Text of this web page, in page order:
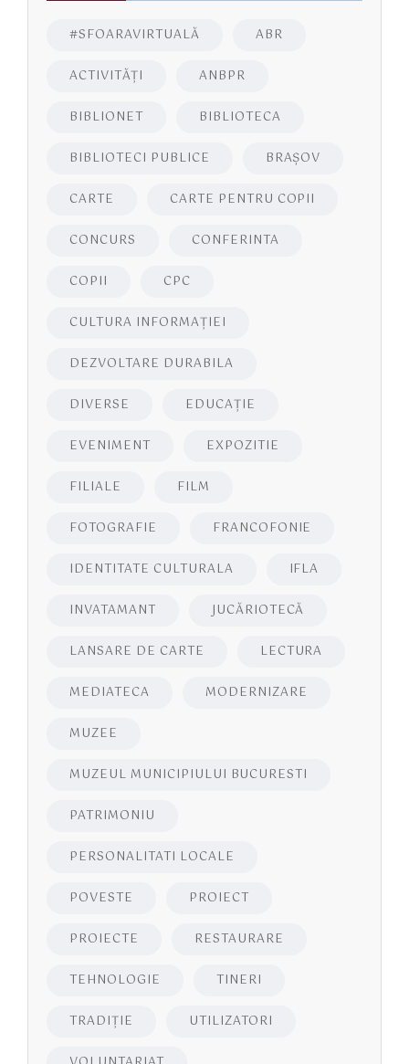
#SFOARAVIRTUALĂ ABR
ACTIVITĂŢI ANBPR
BIBLIONET BIBLIOTECA
BIBLIOTECI PUBLICE BRAŞOV
CARTE CARTE PENTRU COPII
CONCURS CONFERINTA
COPII CPC
CULTURA INFORMAŢIEI
DEZVOLTARE DURABILA
DIVERSE EDUCAŢIE
EVENIMENT EXPOZITIE
FILIALE FILM
FOTOGRAFIE FRANCOFONIE
IDENTITATE CULTURALA IFLA
INVATAMANT JUCĂRIOTECĂ
LANSARE DE CARTE LECTURA
MEDIATECA MODERNIZARE
MUZEE
MUZEUL MUNICIPIULUI BUCURESTI
PATRIMONIU
PERSONALITATI LOCALE
POVESTE PROIECT
PROIECTE RESTAURARE
TEHNOLOGIE TINERI
TRADIȚIE UTILIZATORI